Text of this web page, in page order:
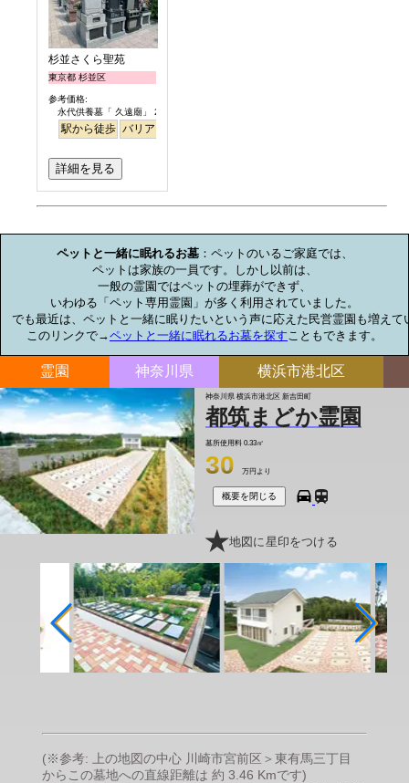
杉並さくら聖苑
東京都 杉並区
参考価格:
永代供養墓「 久遠廟」 29.8万円より
駅から徒歩 バリアフリー
詳細を見る
ペットと一緒に眠れるお墓：ペットのいるご家庭では、
ペットは家族の一員です。しかし以前は、
一般の霊園ではペットの埋葬ができず、
いわゆる「ペット専用霊園」が多く利用されていました。
でも最近は、ペットと一緒に眠りたいという声に応えた民営霊園も増えて
このリンクで→ペットと一緒に眠れるお墓を探す こともできます。
霊園 神奈川県 横浜市港北区
神奈川県 横浜市港北区 新吉田町
都筑まどか霊園
墓所使用料 0.33㎡
30 万円より
概要を閉じる
地図に星印をつける
(※参考: 上の地図の中心 川崎市宮前区＞東有馬三丁目
からこの墓地への直線距離は 約 3.46 Kmです)